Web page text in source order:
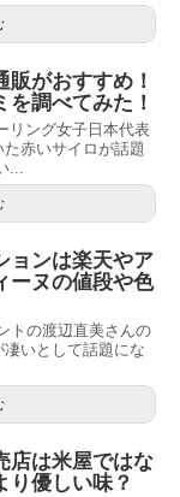
がおすすめ！
調べてみた！
リング女子日本代表
赤いサイロが話題
...
ョンは楽天やア
ーヌの値段や色
トの渡辺直美さんの
いとして話題にな
店は米屋ではな
り優しい味？